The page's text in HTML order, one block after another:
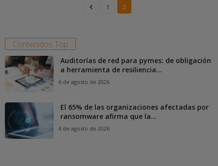
1 2
Contenidos Top
Auditorías de red para pymes: de obligación
a herramienta de resiliencia...
6 de agosto de 2026
El 65% de las organizaciones afectadas por
ransomware afirma que la...
4 de agosto de 2026